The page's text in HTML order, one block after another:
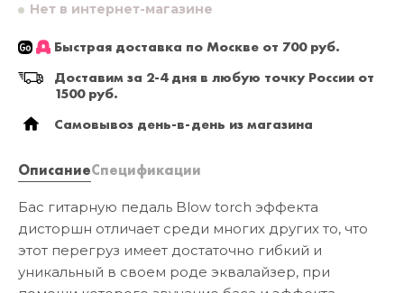
Нет в интернет-магазине
Быстрая доставка по Москве от 700 руб.
Доставим за 2-4 дня в любую точку России от
1500 руб.
Самовывоз день-в-день из магазина
ОписаниеСпецификации
Бас гитарную педаль Blow torch эффекта
дисторшн отличает среди многих других то, что
этот перегруз имеет достаточно гибкий и
уникальный в своем роде эквалайзер, при